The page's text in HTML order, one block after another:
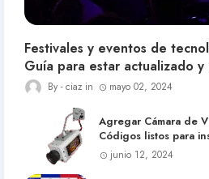
Festivales y eventos de
Guía para estar actualizado
ciaz mayo 02, 2024
Agregar Cámara de
Códigos listos para
junio 12, 2024